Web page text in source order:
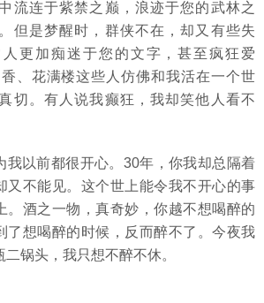
流连于紫禁之巅，浪迹于您的武林之
但是梦醒时，群侠不在，却又有些失
更加痴迷于您的文字，甚至疯狂爱
、花满楼这些人仿佛和我活在一个世
切。有人说我癫狂，我却笑他人看不
我以前都很开心。30年，你我却总隔着
又不能见。这个世上能令我不开心的事
。酒之一物，真奇妙，你越不想喝醉的
了想喝醉的时候，反而醉不了。今夜我
锅头，我只想不醉不休。